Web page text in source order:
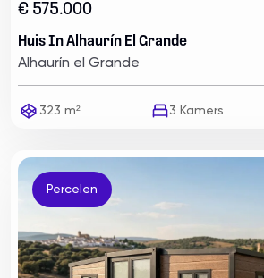
€ 575.000
Huis In Alhaurín El Grande
Alhaurín el Grande
323 m² 3 Kamers
Percelen